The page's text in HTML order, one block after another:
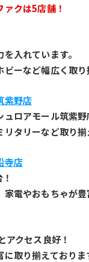
クは5店舗！
入れています。
ーなど幅広く取り
紫野店
ロアモール筑紫野
タリーなど取り揃
寺店
電やおもちゃが豊
アクセス良好！
取り揃えておりま